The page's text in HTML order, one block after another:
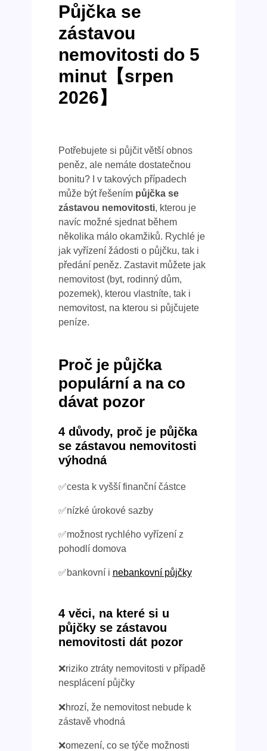
Půjčka se
zástavou
nemovitosti do 5
minut【srpen
2026】
Potřebujete si půjčit větší obnos
peněz, ale nemáte dostatečnou
bonitu? I v takových případech
může být řešením půjčka se
zástavou nemovitosti, kterou je
navíc možné sjednat během
několika málo okamžiků. Rychlé je
jak vyřízení žádosti o půjčku, tak i
předání peněz. Zastavit můžete jak
nemovitost (byt, rodinný dům,
pozemek), kterou vlastníte, tak i
nemovitost, na kterou si půjčujete
peníze.
Proč je půjčka
populární a na co
dávat pozor
4 důvody, proč je půjčka
se zástavou nemovitosti
výhodná
✅cesta k vyšší finanční částce
✅nízké úrokové sazby
✅možnost rychlého vyřízení z
pohodlí domova
✅bankovní i nebankovní půjčky
4 věci, na které si u
půjčky se zástavou
nemovitosti dát pozor
❌riziko ztráty nemovitosti v případě
nesplácení půjčky
❌hrozí, že nemovitost nebude k
zástavě vhodná
❌omezení, co se týče možnosti